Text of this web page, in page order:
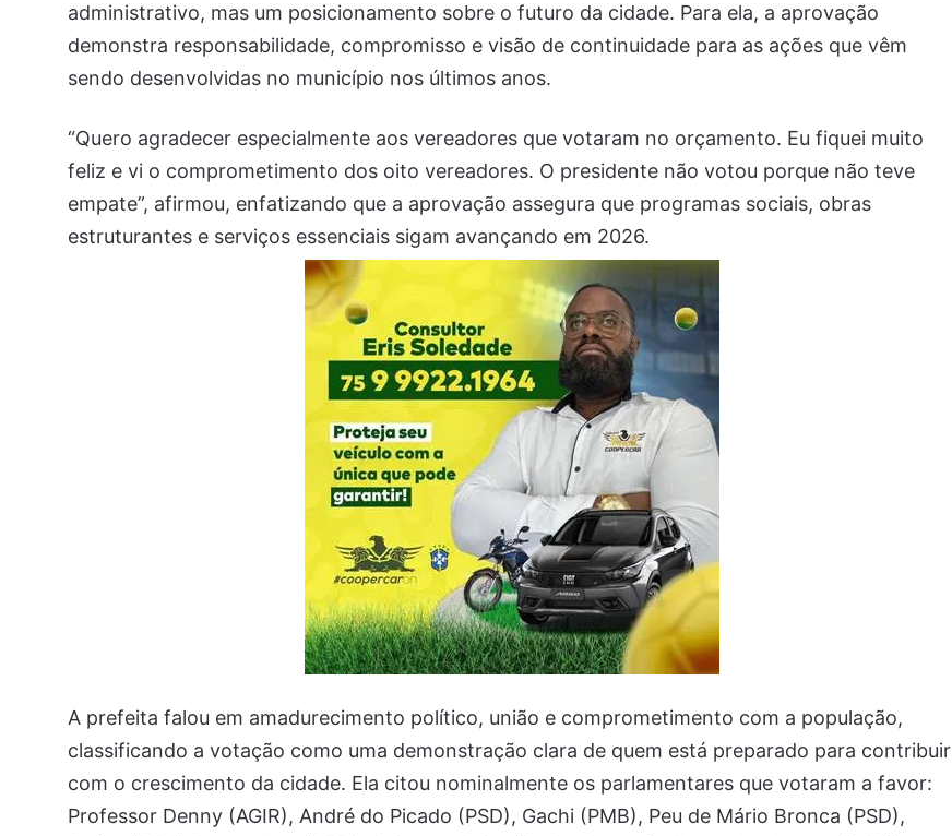
administrativo, mas um posicionamento sobre o futuro da cidade. Para ela, a aprovação
demonstra responsabilidade, compromisso e visão de continuidade para as ações que vêm
sendo desenvolvidas no município nos últimos anos.
“Quero agradecer especialmente aos vereadores que votaram no orçamento. Eu fiquei muito
feliz e vi o comprometimento dos oito vereadores. O presidente não votou porque não teve
empate”, afirmou, enfatizando que a aprovação assegura que programas sociais, obras
estruturantes e serviços essenciais sigam avançando em 2026.
A prefeita falou em amadurecimento político, união e comprometimento com a população,
classificando a votação como uma demonstração clara de quem está preparado para contribuir
com o crescimento da cidade. Ela citou nominalmente os parlamentares que votaram a favor:
Professor Denny (AGIR), André do Picado (PSD), Gachi (PMB), Peu de Mário Bronca (PSD),